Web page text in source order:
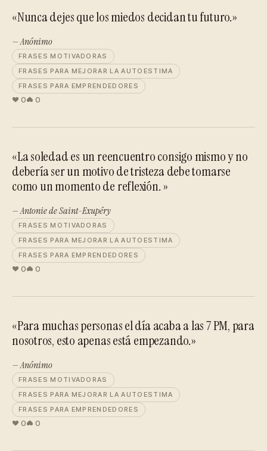
«Nunca dejes que los miedos decidan tu futuro.»
— Anónimo
FRASES MOTIVADORAS
FRASES PARA MEJORAR LA AUTOESTIMA
FRASES PARA EMPRENDEDORES
0 0
«La soledad es un reencuentro consigo mismo y no
debería ser un motivo de tristeza debe tomarse
como un momento de reflexión. »
— Antonie de Saint-Exupéry
FRASES MOTIVADORAS
FRASES PARA MEJORAR LA AUTOESTIMA
FRASES PARA EMPRENDEDORES
0 0
«Para muchas personas el día acaba a las 7 PM, para
nosotros, esto apenas está empezando.»
— Anónimo
FRASES MOTIVADORAS
FRASES PARA MEJORAR LA AUTOESTIMA
FRASES PARA EMPRENDEDORES
0 0